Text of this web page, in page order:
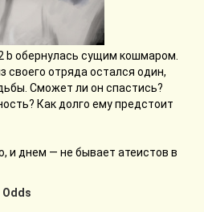
b обернулась сущим кошмаром.
отряда остался один,
Сможет ли он спастись?
Как долго ему предстоит
и днем — не бывает атеистов в